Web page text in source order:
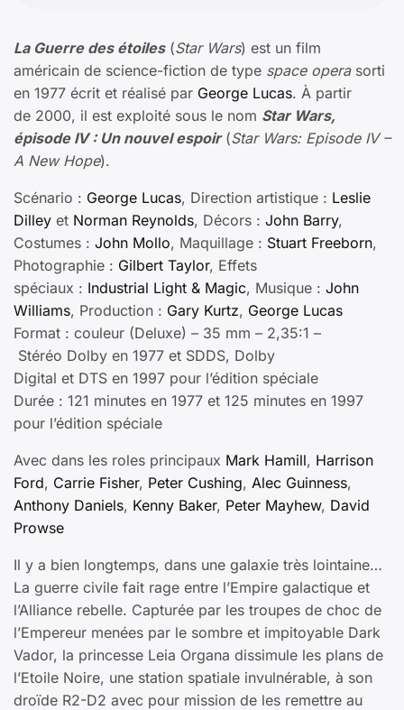
La Guerre des étoiles(Star Wars) est un film
américain de science-fiction de type space operasorti
en 1977 écrit et réalisé par George Lucas. À partir
de 2000, il est exploité sous le nom Star Wars,
épisode IV : Un nouvel espoir(Star Wars: Episode IV –
A New Hope).
Scénario : George Lucas, Direction artistique : Leslie
Dilley et Norman Reynolds, Décors : John Barry,
Costumes : John Mollo, Maquillage : Stuart Freeborn,
Photographie : Gilbert Taylor, Effets
spéciaux : Industrial Light & Magic, Musique : John
Williams, Production : Gary Kurtz, George Lucas
Format : couleur (Deluxe) – 35 mm – 2,35:1 –
Stéréo Dolby en 1977 et SDDS, Dolby
Digital et DTS en 1997 pour l’édition spéciale
Durée : 121 minutes en 1977 et 125 minutes en 1997
pour l’édition spéciale
Avec dans les roles principaux Mark Hamill, Harrison
Ford, Carrie Fisher, Peter Cushing, Alec Guinness,
Anthony Daniels, Kenny Baker, Peter Mayhew, David
Prowse
Il y a bien longtemps, dans une galaxie très lointaine…
La guerre civile fait rage entre l’Empire galactique et
l’Alliance rebelle. Capturée par les troupes de choc de
l’Empereur menées par le sombre et impitoyable Dark
Vador, la princesse Leia Organa dissimule les plans de
l’Etoile Noire, une station spatiale invulnérable, à son
droïde R2-D2 avec pour mission de les remettre au